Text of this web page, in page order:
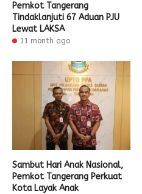
Pemkot Tangerang
Tindaklanjuti 67 Aduan PJU
Lewat LAKSA
11 month ago
Sambut Hari Anak Nasional,
Pemkot Tangerang Perkuat
Kota Layak Anak